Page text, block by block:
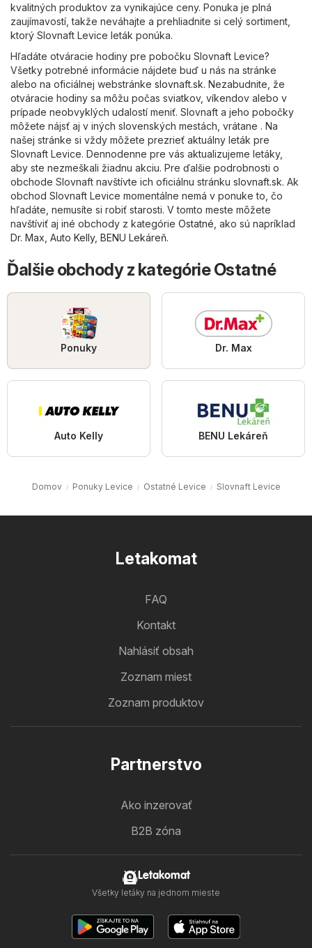
kvalitných produktov za vynikajúce ceny. Ponuka je plná
zaujímavostí, takže neváhajte a prehliadnite si celý sortiment,
ktorý Slovnaft Levice leták ponúka.
Hľadáte otváracie hodiny pre pobočku Slovnaft Levice?
Všetky potrebné informácie nájdete buď u nás na stránke
alebo na oficiálnej webstránke slovnaft.sk. Nezabudnite, že
otváracie hodiny sa môžu počas sviatkov, víkendov alebo v
prípade neobvyklých udalostí meniť. Slovnaft a jeho pobočky
môžete nájsť aj v iných slovenských mestách, vrátane . Na
našej stránke si vždy môžete prezrieť aktuálny leták pre
Slovnaft Levice. Dennodenne pre vás aktualizujeme letáky,
aby ste nezmeškali žiadnu akciu. Pre ďalšie podrobnosti o
obchode Slovnaft navštívte ich oficiálnu stránku slovnaft.sk. Ak
obchod Slovnaft Levice momentálne nemá v ponuke to, čo
hľadáte, nemusíte si robiť starosti. V tomto meste môžete
navštíviť aj iné obchody z kategórie Ostatné , ako sú napríklad
Dr. Max Auto Kelly, BENU Lekáreň.
Ďalšie obchody z kategórie Ostatné
Ponuky Dr. Max
Auto Kelly BENU Lekáreň
Domov Ponuky Levice Ostatné Levice Slovnaft Levice
Letakomat
FAQ
Kontakt
Nahlásiť obsah
Zoznam miest
Zoznam produktov
Partnerstvo
Ako inzerovať
B2B zóna
Letakomat
Všetky letáky na jednom mieste